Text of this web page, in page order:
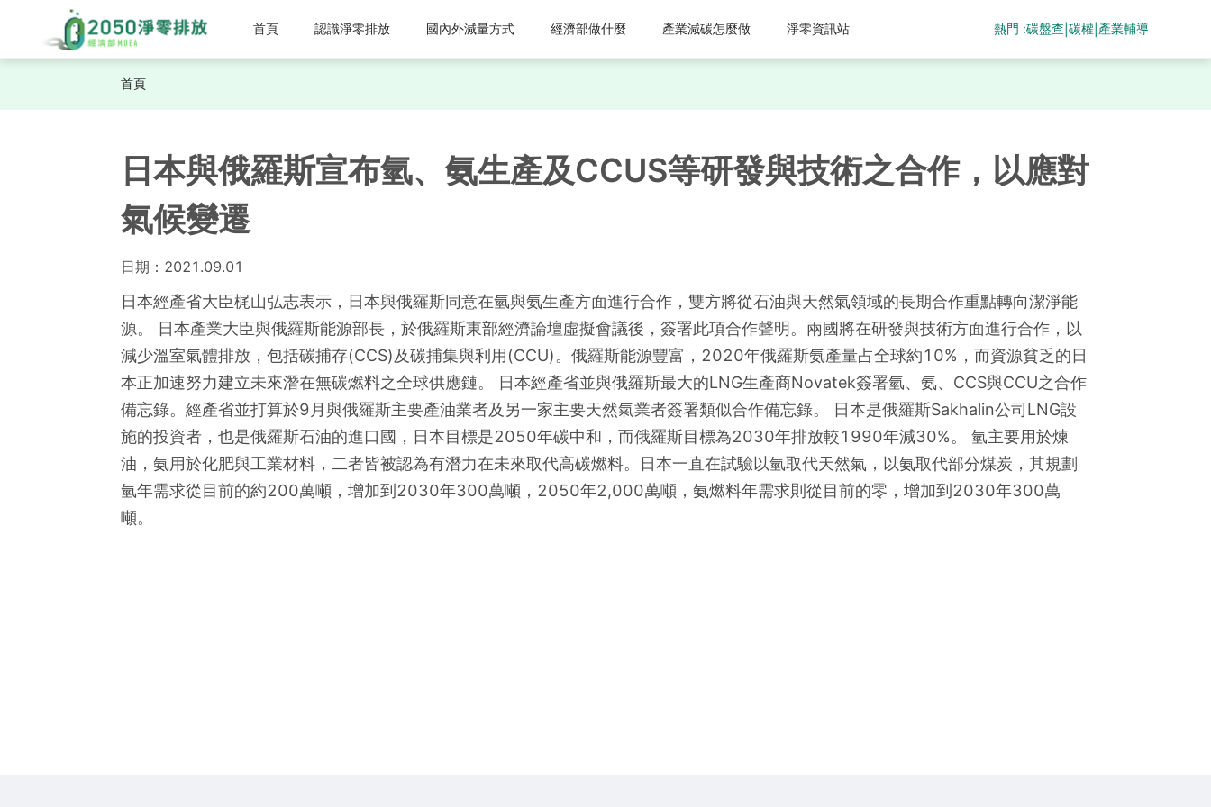
首頁 認識淨零排放 國內外減量方式 經濟部做什麼 產業減碳怎麼做 淨零資訊站 熱門 :碳盤查 |碳權 產業輔導
首頁
日本與俄羅斯宣布氫、氨生產及CCUS等研發與技術之合作，以應對
氣候變遷
日期： 2021.09.01
日本經產省大臣梶山弘志表示，日本與俄羅斯同意在氫與氨生產方面進行合作，雙方將從石油與天然氣領域的長期合作重點轉向潔淨能
源。 日本產業大臣與俄羅斯能源部長，於俄羅斯東部經濟論壇虛擬會議後，簽署此項合作聲明。兩國將在研發與技術方面進行合作，以
減少溫室氣體排放，包括碳捕存(CCS)及碳捕集與利用(CCU)。俄羅斯能源豐富，2020年俄羅斯氨產量占全球約10%，而資源貧乏的日
本正加速努力建立未來潛在無碳燃料之全球供應鏈。 日本經產省並與俄羅斯最大的LNG生產商Novatek簽署氫、氨、CCS與CCU之合作
備忘錄。經產省並打算於9月與俄羅斯主要產油業者及另一家主要天然氣業者簽署類似合作備忘錄。 日本是俄羅斯Sakhalin公司LNG設
施的投資者，也是俄羅斯石油的進口國，日本目標是2050年碳中和，而俄羅斯目標為2030年排放較1990年減30%。 氫主要用於煉
油，氨用於化肥與工業材料，二者皆被認為有潛力在未來取代高碳燃料。日本一直在試驗以氫取代天然氣，以氨取代部分煤炭，其規劃
氫年需求從目前的約200萬噸，增加到2030年300萬噸，2050年2,000萬噸，氨燃料年需求則從目前的零，增加到2030年300萬
噸。